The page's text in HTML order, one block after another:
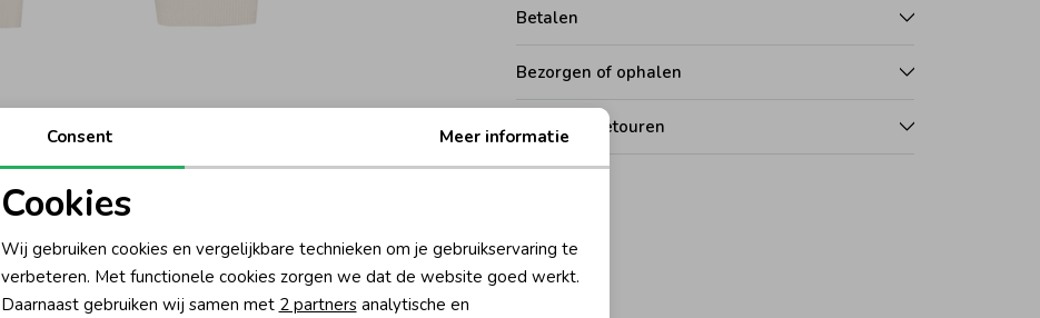
Betalen
Bezorgen of ophalen
Ruilen en retouren
Noodzakelijke cookies
Analytische cookies Marketing cookies
Consent Meer informatie
Cookies
Wij gebruiken cookies en vergelijkbare technieken om je gebruikservaring te
verbeteren. Met functionele cookies zorgen we dat de website goed werkt.
Daarnaast gebruiken wij samen met 2 partnersanalytische en